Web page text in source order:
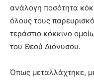
ανάλογη ποσότητα
όλους τους
τεράστιο κόκκινο
του Θεού Διόνυσου.
Όπως μεταλλάχτηκε,